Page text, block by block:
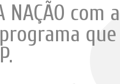
NAÇÃO